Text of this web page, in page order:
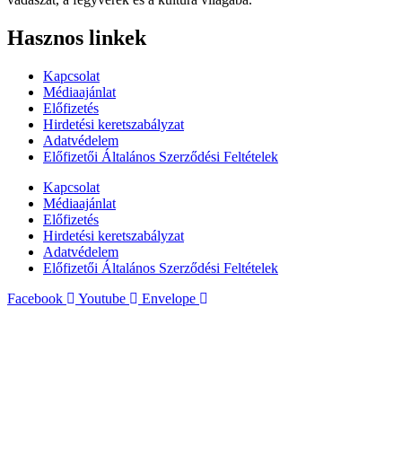
Hasznos linkek
Kapcsolat
Médiaajánlat
Előfizetés
Hirdetési keretszabályzat
Adatvédelem
Előfizetői Általános Szerződési Feltételek
Kapcsolat
Médiaajánlat
Előfizetés
Hirdetési keretszabályzat
Adatvédelem
Előfizetői Általános Szerződési Feltételek
Facebook
Youtube Envelope